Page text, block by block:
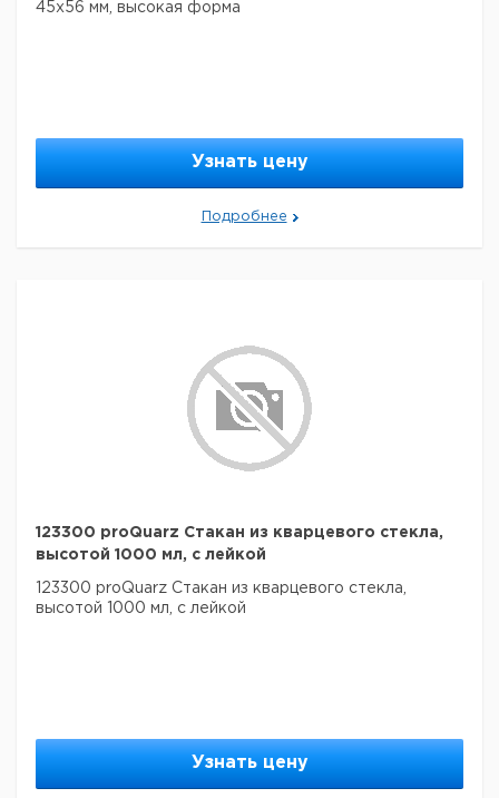
45x56 мм, высокая форма
Узнать цену
Подробнее
123300 proQuarz Стакан из кварцевого стекла,
высотой 1000 мл, с лейкой
123300 proQuarz Стакан из кварцевого стекла,
высотой 1000 мл, с лейкой
Узнать цену